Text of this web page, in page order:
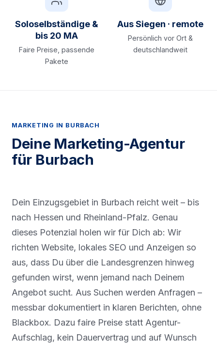
Soloselbständige &
bis 20 MA
Faire Preise, passende
Pakete
Aus Siegen · remote
Persönlich vor Ort &
deutschlandweit
MARKETING IN BURBACH
Deine Marketing-Agentur
für Burbach
Dein Einzugsgebiet in Burbach reicht weit – bis
nach Hessen und Rheinland-Pfalz. Genau
dieses Potenzial holen wir für Dich ab: Wir
richten Website, lokales SEO und Anzeigen so
aus, dass Du über die Landesgrenzen hinweg
gefunden wirst, wenn jemand nach Deinem
Angebot sucht. Aus Suchen werden Anfragen –
messbar dokumentiert in klaren Berichten, ohne
Blackbox. Dazu faire Preise statt Agentur-
Aufschlag, kein Dauervertrag und auf Wunsch